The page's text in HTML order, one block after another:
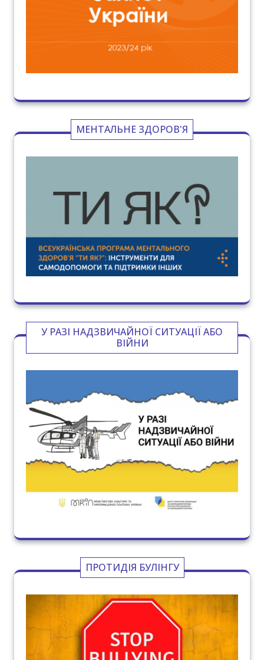
МЕНТАЛЬНЕ ЗДОРОВ'Я
У РАЗІ НАДЗВИЧАЙНОЇ СИТУАЦІЇ АБО
ВІЙНИ
ПРОТИДІЯ БУЛІНГУ